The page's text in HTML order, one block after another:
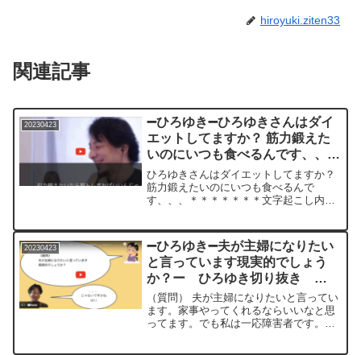
hiroyuki.ziten33
関連記事
20230423
➖ひろゆき➖ひろゆきさんはダイ
エットしてますか？ 筋力鍛えた
いのにいつも食べるんです、、、
ー ひろゆき切り抜き
20230423
ひろゆきさんはダイエットしてますか？
筋力鍛えたいのにいつも食べるんで
す、、、＊＊＊＊＊＊＊文字起こし内容
すればいいんじゃないですか以上ですお
菓子はポテトチップス以外は買...
20230423
➖ひろゆき➖夫が主婦になりたい
と言っています現実的でしょう
か？ー ひろゆき切り抜き
20230423
（質問） 夫が主婦になりたいと言ってい
ます。家事やってくれるならいいなと思
ってます。でも私は一応障害者です。障